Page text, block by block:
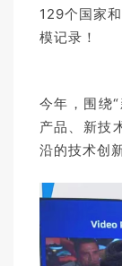
129个国家
模记录！
今年，围绕
产品、新技
沿的技术创